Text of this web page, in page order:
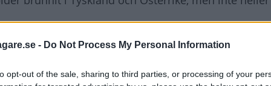
- Do Not Process My Personal Information
opt-out of the sale, sharing to third parties, or processing of your
fortsätta. På grund av ett tillverkningsfel i
26 700 bilar globalt.